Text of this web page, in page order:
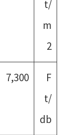
t/
m
2
7,300
F
t/
db